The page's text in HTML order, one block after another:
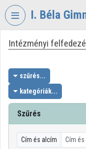
Fejléc kihagyása
I. Béla
VIDEOTORIUM
BÉLA
GIMNÁZIUM
Intézményi kezdőlap
Bejelentkezés
Intézményi
szűrés...
kategóriák...
Szűrés
Cím és alcím